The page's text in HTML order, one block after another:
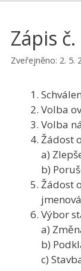
Zápis
Zveřejněno: 2. 5.
Volba
Volba
Žádost
a)
b)
Žádost
Výbor
a)
b)
c)